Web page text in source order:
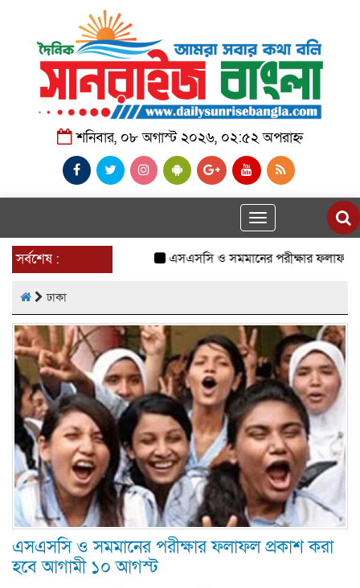
শনিবার, ০৮ অগাস্ট ২০২৬, ০২:৫২ অপরাহ্ন
Toggle
navigation
সর্বশেষ :
এসএসসি ও সমমানের পরীক্ষার ফলাফল
ঢাকা
এসএসসি ও সমমানের পরীক্ষার ফলাফল প্রকাশ করা
হবে আগামী ১০ আগস্ট